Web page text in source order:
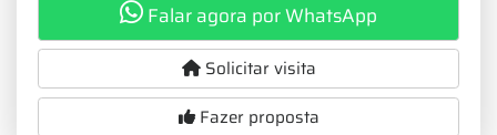
Falar agora por WhatsApp
Solicitar visita
Fazer proposta